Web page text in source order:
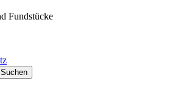
Fundstücke